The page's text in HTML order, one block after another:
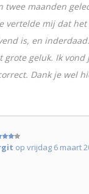
twee maanden
vertelde mij dat
is, en
grote geluk. Ik vond
Dank je wel
op vrijdag 6 maart